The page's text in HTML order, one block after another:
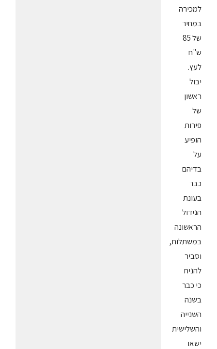
למכירה
במחיר
של 85
ש"ח
לעץ.
יבול
ראשון
של
פירות
הופיע
על
בדיהם
כבר
בעונת
הגידול
הראשונה
במשתלות,
וסביר
להניח
כי כבר
בשנה
השנייה
והשלישית
ישאו